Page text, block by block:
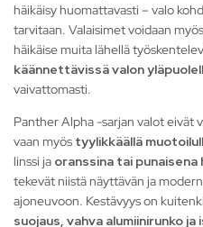
häikäisy huomattavasti – valo
tarvitaan. Valaisimet voidaan
häikäise muita lähellä
käännettävissä valon
vaivattomasti.
Panther Alpha -sarjan valot eivät
vaan myös tyylikkäällä
linssi ja oranssina tai
tekevät niistä näyttävän ja
ajoneuvoon. Kestävyys on
suojaus, vahva alumiinirunko